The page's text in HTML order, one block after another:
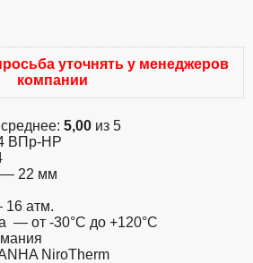
уточнять у менеджеров
компании
5,00 из 5
ВПр-НР
— 22 мм
16 атм.
— от -30°C до +120°C
NiroTherm